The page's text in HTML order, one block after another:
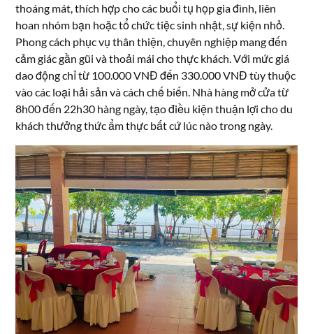
thoáng mát, thích hợp cho các buổi tụ họp gia đình, liên
hoan nhóm bạn hoặc tổ chức tiệc sinh nhật, sự kiện nhỏ.
Phong cách phục vụ thân thiện, chuyên nghiệp mang đến
cảm giác gần gũi và thoải mái cho thực khách. Với mức giá
dao động chỉ từ 100.000 VNĐ đến 330.000 VNĐ tùy thuộc
vào các loại hải sản và cách chế biến. Nhà hàng mở cửa từ
8h00 đến 22h30 hàng ngày, tạo điều kiện thuận lợi cho du
khách thưởng thức ẩm thực bất cứ lúc nào trong ngày.